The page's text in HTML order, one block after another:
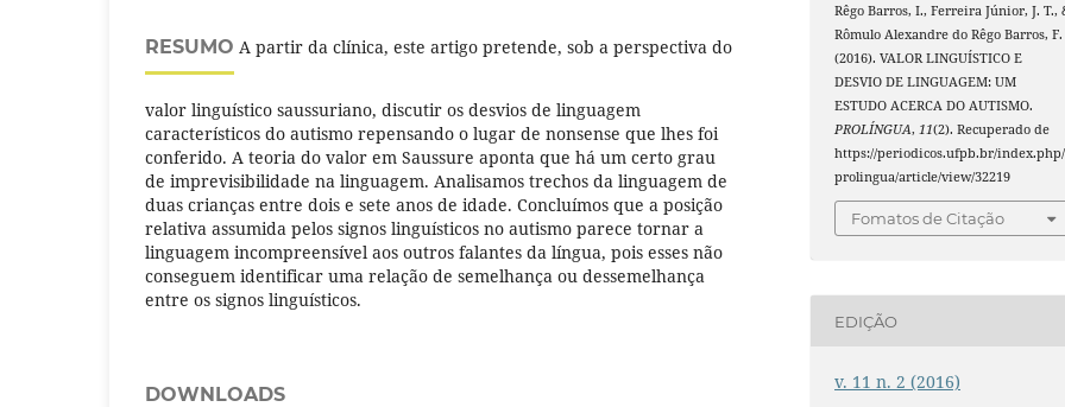
RESUMO A partir da clínica, este artigo pretende, sob a perspectiva do
valor linguístico saussuriano, discutir os desvios de linguagem
característicos do autismo repensando o lugar de nonsense que lhes foi
conferido. A teoria do valor em Saussure aponta que há um certo grau
de imprevisibilidade na linguagem. Analisamos trechos da linguagem de
duas crianças entre dois e sete anos de idade. Concluímos que a posição
relativa assumida pelos signos linguísticos no autismo parece tornar a
linguagem incompreensível aos outros falantes da língua, pois esses não
conseguem identificar uma relação de semelhança ou dessemelhança
entre os signos linguísticos.
DOWNLOADS
Rêgo Barros, I., Ferreira Júnior, J. T.,
Rômulo Alexandre do Rêgo Barros, F.
(2016). VALOR LINGUÍSTICO E
DESVIO DE LINGUAGEM: UM
ESTUDO ACERCA DO AUTISMO.
PROLÍNGUA,11(2). Recuperado de
https://periodicos.ufpb.br/index.php/
prolingua/article/view/32219
Fomatos de Citação
EDIÇÃO
v. 11 n. 2 (2016)